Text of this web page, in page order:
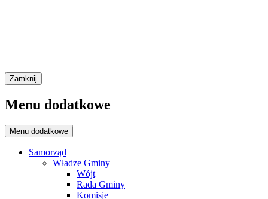
Zamknij
Menu dodatkowe
Menu dodatkowe
Samorząd
Władze Gminy
Wójt
Rada Gminy
Komisje